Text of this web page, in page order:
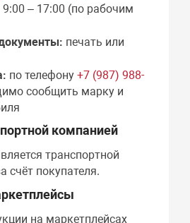
9:00 – 17:00 (по рабочим
печать или
по телефону+7 (987) 988-
сообщить марку и
компанией
транспортной
счёт покупателя.
на маркетплейсах